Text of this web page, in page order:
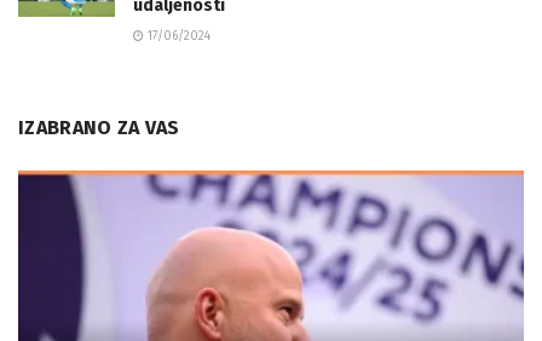
udaljenosti
17/06/2024
IZABRANO ZA VAS